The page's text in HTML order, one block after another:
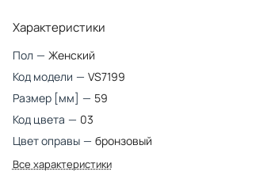
Характеристики
Пол — Женский
Код модели — VS7199
Размер [мм] — 59
Код цвета — 03
Цвет оправы — бронзовый
Все характеристики